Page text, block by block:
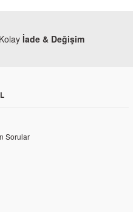
Kolay İade & Değişim
Sorular